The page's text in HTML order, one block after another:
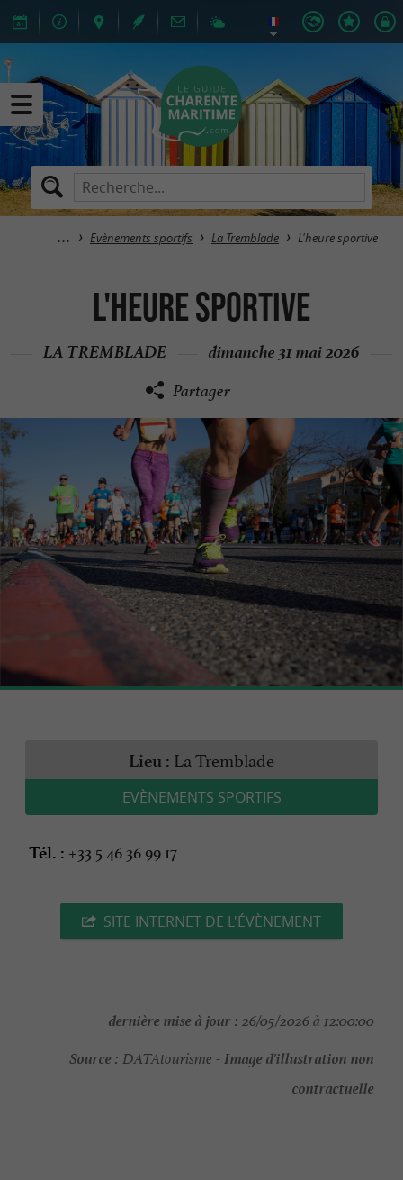
Evènements sportifs La Tremblade L'heure sportive
L'heure sportive
LA TREMBLADE dimanche 31 mai 2026
Partager
Lieu : La Tremblade
EVÈNEMENTS SPORTIFS
Tél. : +33 5 46 36 99 17
SITE INTERNET DE L'ÉVÈNEMENT
dernière mise à jour : 26/05/2026 à 12:00:00
Source : DATAtourisme -Image d'illustration non
contractuelle